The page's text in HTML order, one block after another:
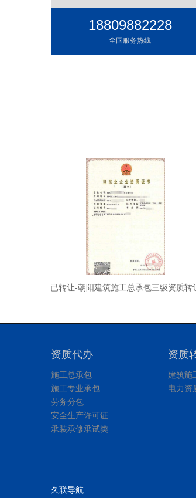
18809882228
全国服务热线
已转让-朝阳建筑施工总承包三级资质转
资质代办
施工总承包
施工专业承包
劳务分包
安全生产许可证
承装承修承试类
资质
建筑施
电力资
久联导航